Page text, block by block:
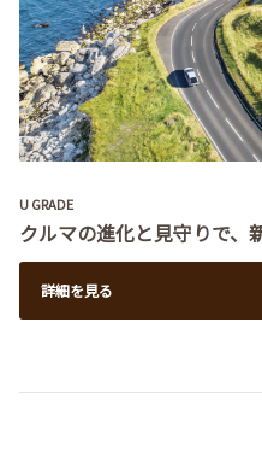
U GRADE
クルマの進化と見守りで、
詳細を見る